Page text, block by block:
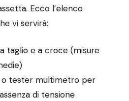
Ecco l’elenco
vi servirà:
a taglio e a croce (misure
o tester multimetro per
di tensione